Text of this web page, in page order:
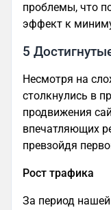
проблемы, что
эффект к
5
Несмотря на
столкнулись в
продвижения
впечатляющих
превзойдя
Рост трафика
За период